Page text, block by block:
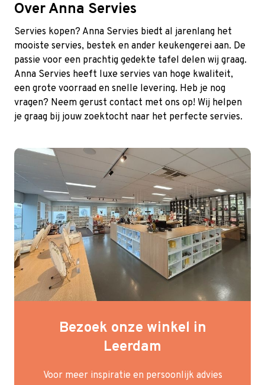
Over Anna Servies
Servies kopen? Anna Servies biedt al jarenlang het
mooiste servies, bestek en ander keukengerei aan. De
passie voor een prachtig gedekte tafel delen wij graag.
Anna Servies heeft luxe servies van hoge kwaliteit,
een grote voorraad en snelle levering. Heb je nog
vragen? Neem gerust contact met ons op! Wij helpen
je graag bij jouw zoektocht naar het perfecte servies.
Bezoek onze winkel in
Leerdam
Voor meer inspiratie en persoonlijk advies